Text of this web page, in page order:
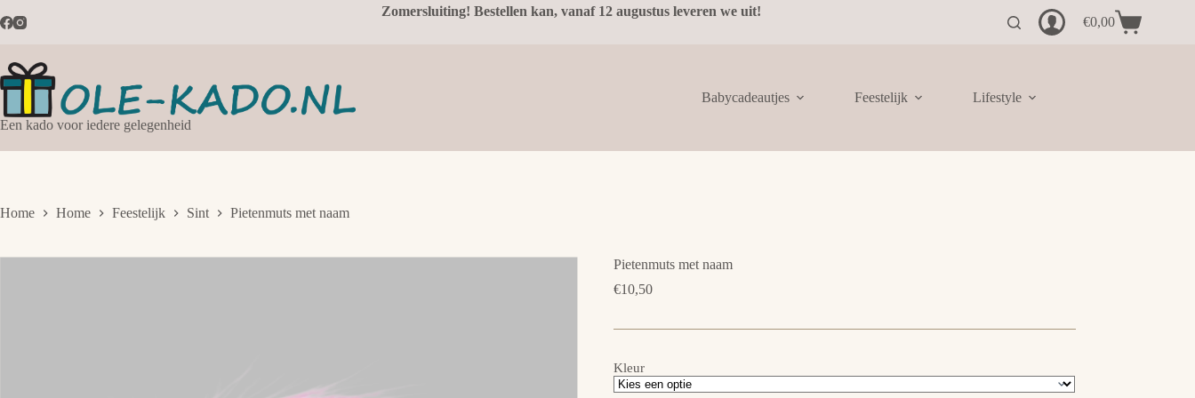
naar
Zomersluiting! Bestellen kan, vanaf 12 augustus leveren we uit!
Winkelwagen
€0,00
Een kado voor iedere gelegenheid
Babycadeautjes Feestelijk Lifestyle
Home Home Feestelijk Sint Pietenmuts met naam
Pietenmuts met naam
€10,50
Kleur